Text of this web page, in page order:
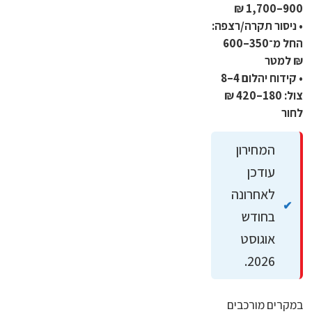
900–1,700 ₪
• ניסור תקרה/רצפה:
החל מ־350–600
₪ למטר
• קידוח יהלום 4–8
צול: 180–420 ₪
לחור
המחירון
עודכן
לאחרונה
בחודש
אוגוסט
2026.
במקרים מורכבים